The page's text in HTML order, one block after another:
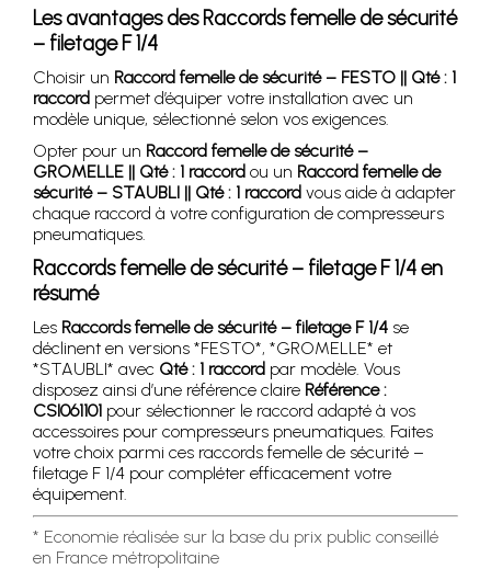
Les avantages des Raccords femelle de sécurité
– filetage F 1/4
Choisir un Raccord femelle de sécurité – FESTO || Qté : 1
raccord permet d’équiper votre installation avec un
modèle unique, sélectionné selon vos exigences.
Opter pour un Raccord femelle de sécurité –
GROMELLE || Qté : 1 raccord ou un Raccord femelle de
sécurité – STAUBLI || Qté : 1 raccord vous aide à adapter
chaque raccord à votre configuration de compresseurs
pneumatiques.
Raccords femelle de sécurité – filetage F 1/4 en
résumé
Les Raccords femelle de sécurité – filetage F 1/4 se
déclinent en versions *FESTO*, *GROMELLE* et
*STAUBLI* avec Qté : 1 raccord par modèle. Vous
disposez ainsi d’une référence claire Référence :
CSI061101 pour sélectionner le raccord adapté à vos
accessoires pour compresseurs pneumatiques. Faites
votre choix parmi ces raccords femelle de sécurité –
filetage F 1/4 pour compléter efficacement votre
équipement.
* Economie réalisée sur la base du prix public conseillé
en France métropolitaine